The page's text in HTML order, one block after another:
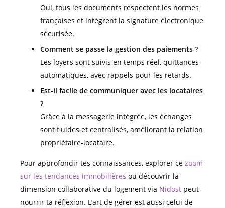
Oui, tous les documents respectent les normes
françaises et intègrent la signature électronique
sécurisée.
Comment se passe la gestion des paiements ?
Les loyers sont suivis en temps réel, quittances
automatiques, avec rappels pour les retards.
Est-il facile de communiquer avec les locataires
?
Grâce à la messagerie intégrée, les échanges
sont fluides et centralisés, améliorant la relation
propriétaire-locataire.
Pour approfondir tes connaissances, explorer ce zoom
sur les tendances immobilières ou découvrir la
dimension collaborative du logement via Nidost peut
nourrir ta réflexion. L’art de gérer est aussi celui de